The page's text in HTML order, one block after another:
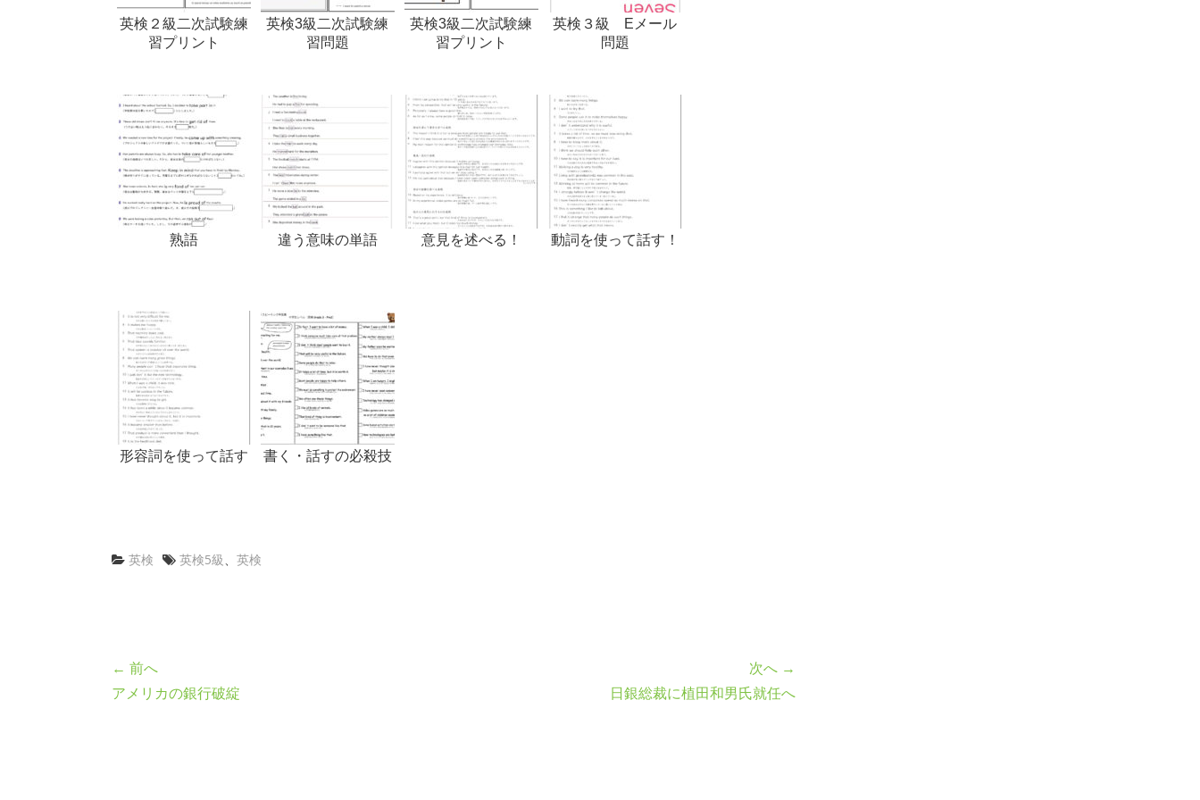
英検２級二次試験練
習プリント
英検3級二次試験練
習問題
英検3級二次試験練
習プリント
英検３級 Eメール
問題
熟語 違う意味の単語 意見を述べる！ 動詞を使って話す！
形容詞を使って話す 書く・話すの必殺技
英検 英検5級 英検
← 前へ
アメリカの銀行破綻
次へ →
日銀総裁に植田和男氏就任へ